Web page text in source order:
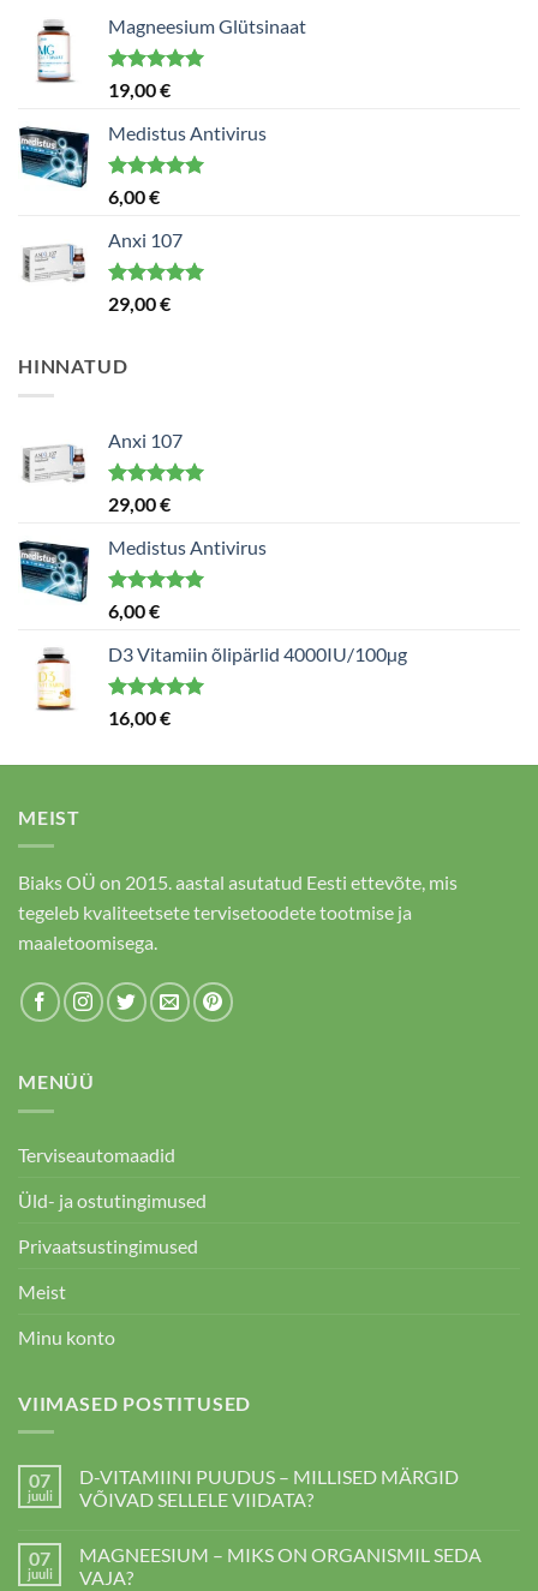
Magneesium Glütsinaat
Hinnanguga
5.00
19,00€
Medistus Antivirus
Hinnanguga
5.00
6,00€
Anxi 107
Hinnanguga
5.00
29,00€
HINNATUD
Anxi 107
Hinnanguga
5.00
29,00€
Medistus Antivirus
Hinnanguga
5.00
6,00€
D3 Vitamiin õlipärlid 4000IU/100µg
Hinnanguga
5.00
16,00€
MEIST
Biaks OÜ on 2015. aastal asutatud Eesti ettevõte, mis
tegeleb kvaliteetsete tervisetoodete tootmise ja
maaletoomisega.
MENÜÜ
Terviseautomaadid
Üld- ja ostutingimused
Privaatsustingimused
Meist
Minu konto
VIIMASED POSTITUSED
07
juuli
D-VITAMIINI PUUDUS – MILLISED MÄRGID
VÕIVAD SELLELE VIIDATA?
PUUDUS
–
MILLISED
ei
ole
07
juuli
MAGNEESIUM – MIKS ON ORGANISMIL SEDA
VAJA?